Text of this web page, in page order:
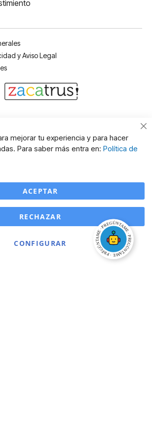
y Aviso Legal
mejorar tu experiencia y para hacer
Para saber más entra en: Política de
ACEPTAR
CONFIGURAR
RECHAZAR